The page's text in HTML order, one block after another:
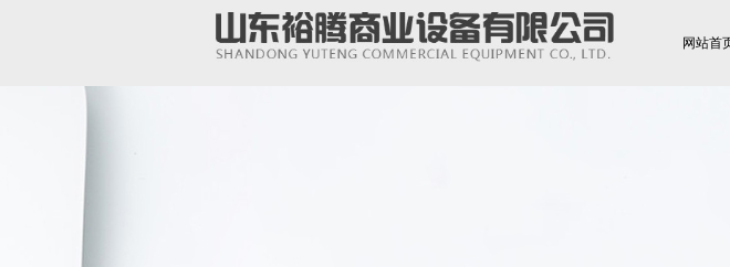
网站首